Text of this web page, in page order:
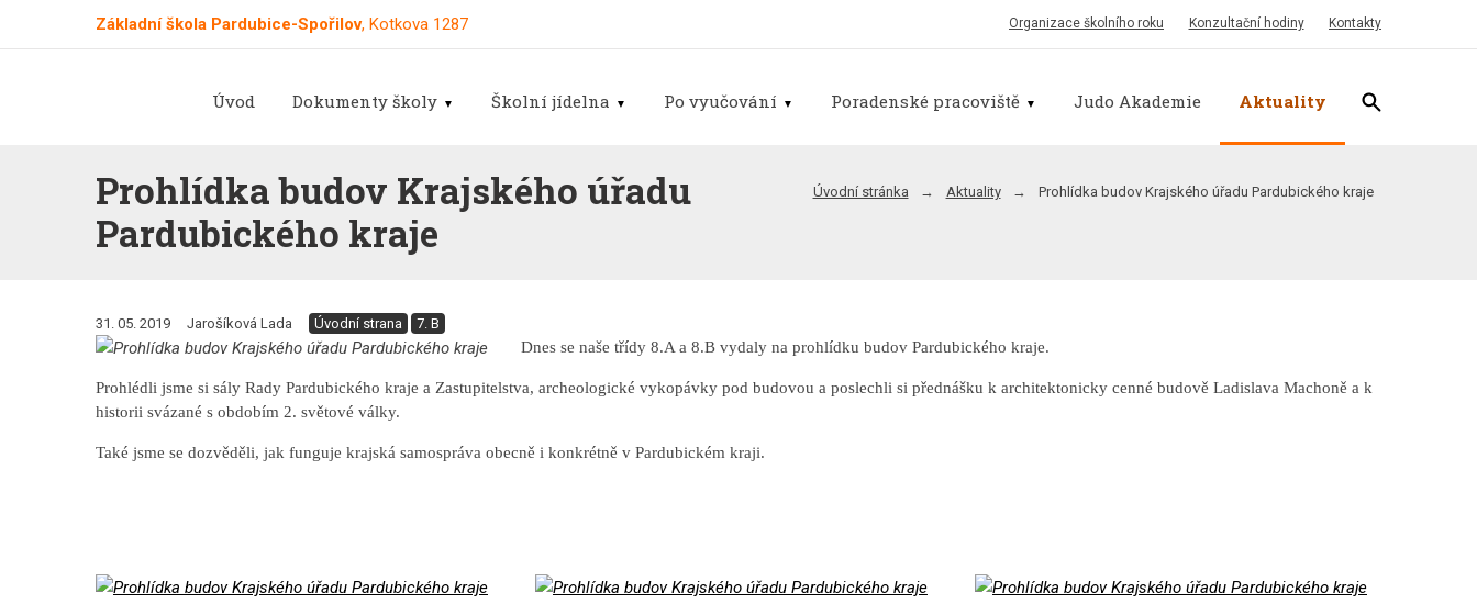
Organizace školního roku Konzultační hodiny Kontakty
Základní škola Pardubice-Spořilov, Kotkova 1287
Úvod Dokumenty školy Školní jídelna Po vyučování Poradenské pracoviště Judo Akademie Aktuality
Prohlídka budov Krajského úřadu
Pardubického kraje
Úvodní stránka Aktuality Prohlídka budov Krajského úřadu Pardubického kraje
31. 05. 2019 Jarošíková Lada Úvodní strana 7. B
Dnes se naše třídy 8.A a 8.B vydaly na prohlídku budov Pardubického kraje.
Prohlédli jsme si sály Rady Pardubického kraje a Zastupitelstva, archeologické vykopávky pod budovou a poslechli si přednášku k architektonicky cenné budově Ladislava Machoně a k
historii svázané s obdobím 2. světové války.
Také jsme se dozvěděli, jak funguje krajská samospráva obecně i konkrétně v Pardubickém kraji.